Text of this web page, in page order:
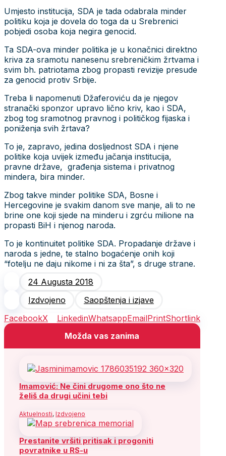
Umjesto institucija, SDA je tada odabrala minder
politiku koja je dovela do toga da u Srebrenici
pobjedi osoba koja negira genocid.
Ta SDA-ova minder politika je u konačnici direktno
kriva za sramotu nanesenu srebreničkim žrtvama i
svim bh. patriotama zbog propasti revizije presude
za genocid protiv Srbije.
Treba li napomenuti Džaferoviću da je njegov
stranački sponzor upravo lično kriv, kao i SDA,
zbog tog sramotnog pravnog i političkog fijaska i
poniženja svih žrtava?
To je, zapravo, jedina dosljednost SDA i njene
politike koja uvijek između jačanja institucija,
pravne države, građenja sistema i privatnog
mindera, bira minder.
Zbog takve minder politike SDA, Bosne i
Hercegovine je svakim danom sve manje, ali to ne
brine one koji sjede na minderu i zgrću milione na
propasti BiH i njenog naroda.
To je kontinuitet politike SDA. Propadanje države i
naroda s jedne, te stalno bogaćenje onih koji
“fotelju ne daju nikome i ni za šta”, s druge strane.
24 Augusta 2018
Izdvojeno
Saopštenja i izjave
FacebookX LinkedinWhatsappEmailPrintShortlink
Možda vas zanima
Imamović: Ne čini drugome ono što ne
želiš da drugi učini tebi
Aktuelnosti, Izdvojeno
Prestanite vršiti pritisak i progoniti
povratnike u RS-u